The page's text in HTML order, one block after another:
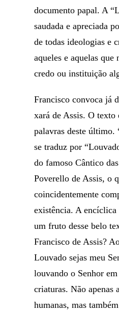
documento papal. A
saudada e apreciada
de todas ideologias e
aqueles e aquelas que
credo ou instituição
Francisco convoca já
xará de Assis. O texto
palavras deste último.
se traduz por
do famoso Cântico
Poverello de Assis, o
coincidentemente
existência. A encíclica
um fruto desse belo
Francisco de Assis?
Louvado sejas meu
louvando o Senhor em
criaturas. Não apenas
humanas, mas